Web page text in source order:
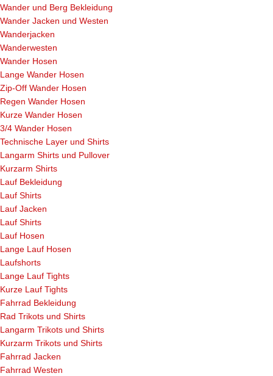
Wander und Berg Bekleidung
Wander Jacken und Westen
Wanderjacken
Wanderwesten
Wander Hosen
Lange Wander Hosen
Zip-Off Wander Hosen
Regen Wander Hosen
Kurze Wander Hosen
3/4 Wander Hosen
Technische Layer und Shirts
Langarm Shirts und Pullover
Kurzarm Shirts
Lauf Bekleidung
Lauf Shirts
Lauf Jacken
Lauf Shirts
Lauf Hosen
Lange Lauf Hosen
Laufshorts
Lange Lauf Tights
Kurze Lauf Tights
Fahrrad Bekleidung
Rad Trikots und Shirts
Langarm Trikots und Shirts
Kurzarm Trikots und Shirts
Fahrrad Jacken
Fahrrad Westen